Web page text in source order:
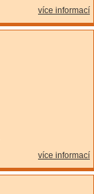
více informací
více informací